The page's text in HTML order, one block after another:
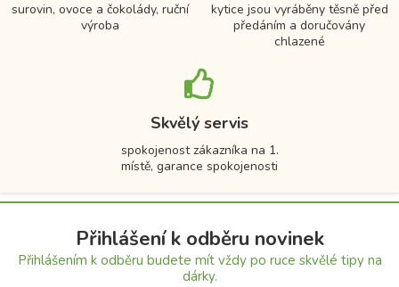
surovin, ovoce a čokolády, ruční
výroba
kytice jsou vyráběny těsně před
předáním a doručovány
chlazené
Skvělý servis
spokojenost zákazníka na 1.
místě, garance spokojenosti
Přihlášení k odběru novinek
Přihlášením k odběru budete mít vždy po ruce skvělé tipy na
dárky.